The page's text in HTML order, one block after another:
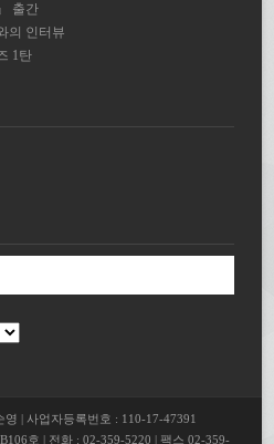
출간
의 인터뷰
1탄
| 사업자등록번호 : 110-17-47391
호 | 전화 : 02-359-5220 | 팩스 02-359-